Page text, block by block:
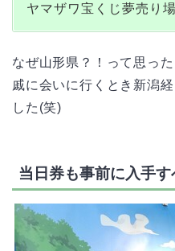
ヤマザワ宝くじ夢売り場
なぜ山形県？！って思っ
戚に会いに行くとき新潟
した(笑)
当日券も事前に入手す